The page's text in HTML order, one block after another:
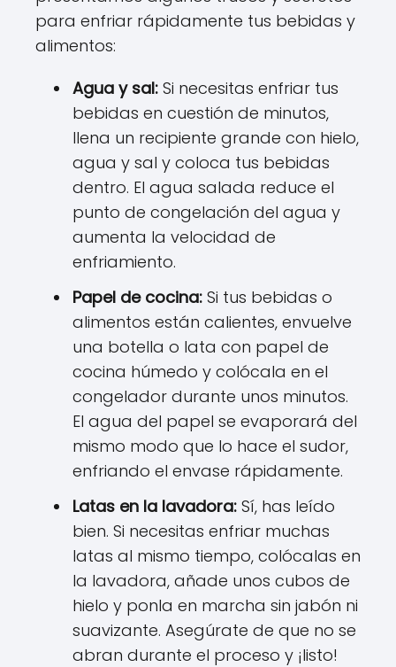
para enfriar rápidamente tus bebidas y
alimentos:
Agua y sal: Si necesitas enfriar tus
bebidas en cuestión de minutos,
llena un recipiente grande con hielo,
agua y sal y coloca tus bebidas
dentro. El agua salada reduce el
punto de congelación del agua y
aumenta la velocidad de
enfriamiento.
Papel de cocina: Si tus bebidas o
alimentos están calientes, envuelve
una botella o lata con papel de
cocina húmedo y colócala en el
congelador durante unos minutos.
El agua del papel se evaporará del
mismo modo que lo hace el sudor,
enfriando el envase rápidamente.
Latas en la lavadora: Sí, has leído
bien. Si necesitas enfriar muchas
latas al mismo tiempo, colócalas en
la lavadora, añade unos cubos de
hielo y ponla en marcha sin jabón ni
suavizante. Asegúrate de que no se
abran durante el proceso y ¡listo!